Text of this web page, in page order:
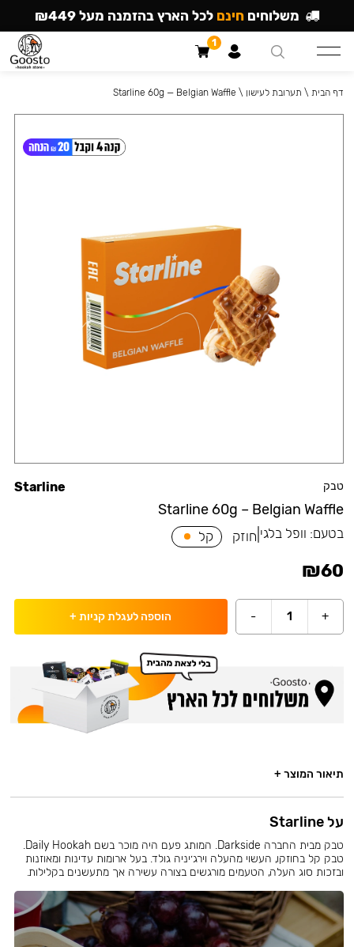
טבק
Starline 60g – Belgian Waffle
Starline
בטעם: וופל בלגי חוזק קל
₪60
+
1
- הוספה לעגלת קניות +
דף הבית \ תערובת לעישון \
Starline 60g — Belgian Waffle
תיאור המוצר +
על Starline
טבק מבית החברה Darkside. המותג פעם היה מוכר בשם Daily Hookah.
טבק קל בחוזקו, העשוי מהעלה וירג׳יניה גולד. בעל ארומות עדינות ומאוזנות
ובזכות סוג העלה, הטעמים מורגשים בצורה עשירה אך מתעשנים בקלילות.
משלוחים חינם לכל הארץ בהזמנה מעל ₪449
1